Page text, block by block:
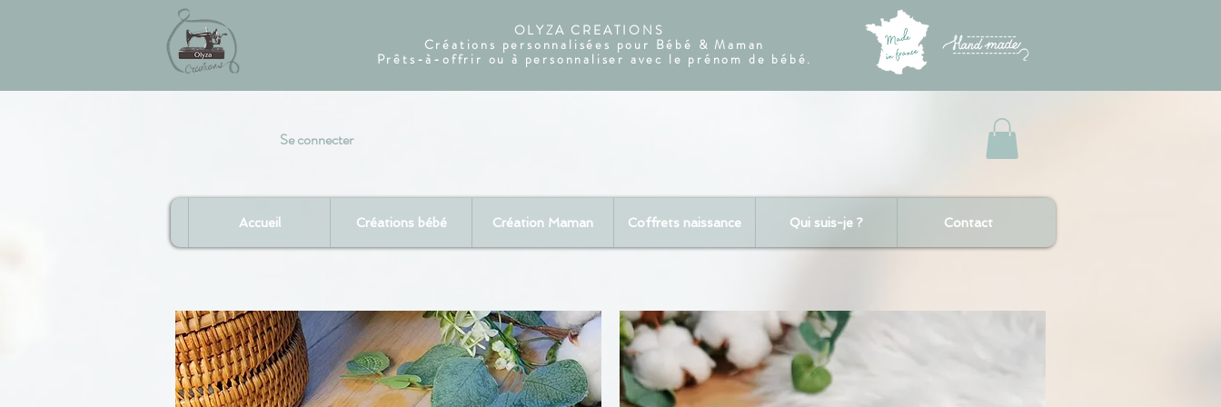
OLYZA CREATIONS
Créations personnalisées pour Bébé & Maman
Prêts-à-offrir ou à personnaliser avec le prénom de bébé.
Se connecter
Accueil Créations bébé Création Maman Coffrets naissance Qui suis-je ? Contact